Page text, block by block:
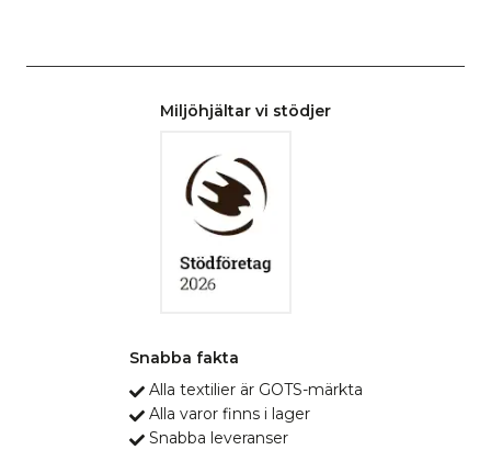
Miljöhjältar vi stödjer
Snabba fakta
Alla textilier är GOTS-märkta
Alla varor finns i lager
Snabba leveranser